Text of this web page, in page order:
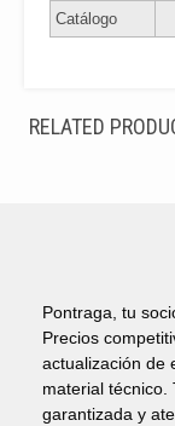
Catálogo
RELATED
Pontraga, tu
Precios
actualización de
material técnico.
garantizada y